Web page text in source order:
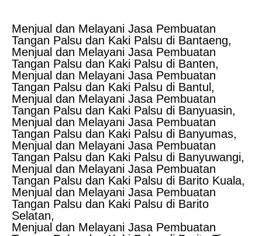
Menjual dan Melayani Jasa Pembuatan
Tangan Palsu dan Kaki Palsu di Bantaeng,
Menjual dan Melayani Jasa Pembuatan
Tangan Palsu dan Kaki Palsu di Banten,
Menjual dan Melayani Jasa Pembuatan
Tangan Palsu dan Kaki Palsu di Bantul,
Menjual dan Melayani Jasa Pembuatan
Tangan Palsu dan Kaki Palsu di Banyuasin,
Menjual dan Melayani Jasa Pembuatan
Tangan Palsu dan Kaki Palsu di Banyumas,
Menjual dan Melayani Jasa Pembuatan
Tangan Palsu dan Kaki Palsu di Banyuwangi,
Menjual dan Melayani Jasa Pembuatan
Tangan Palsu dan Kaki Palsu di Barito Kuala,
Menjual dan Melayani Jasa Pembuatan
Tangan Palsu dan Kaki Palsu di Barito
Selatan,
Menjual dan Melayani Jasa Pembuatan